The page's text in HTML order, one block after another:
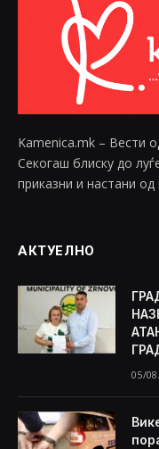
Kamenica.mk – Вести
Секогаш блиску до
приказни и настани
АКТУЕЛНО
05/